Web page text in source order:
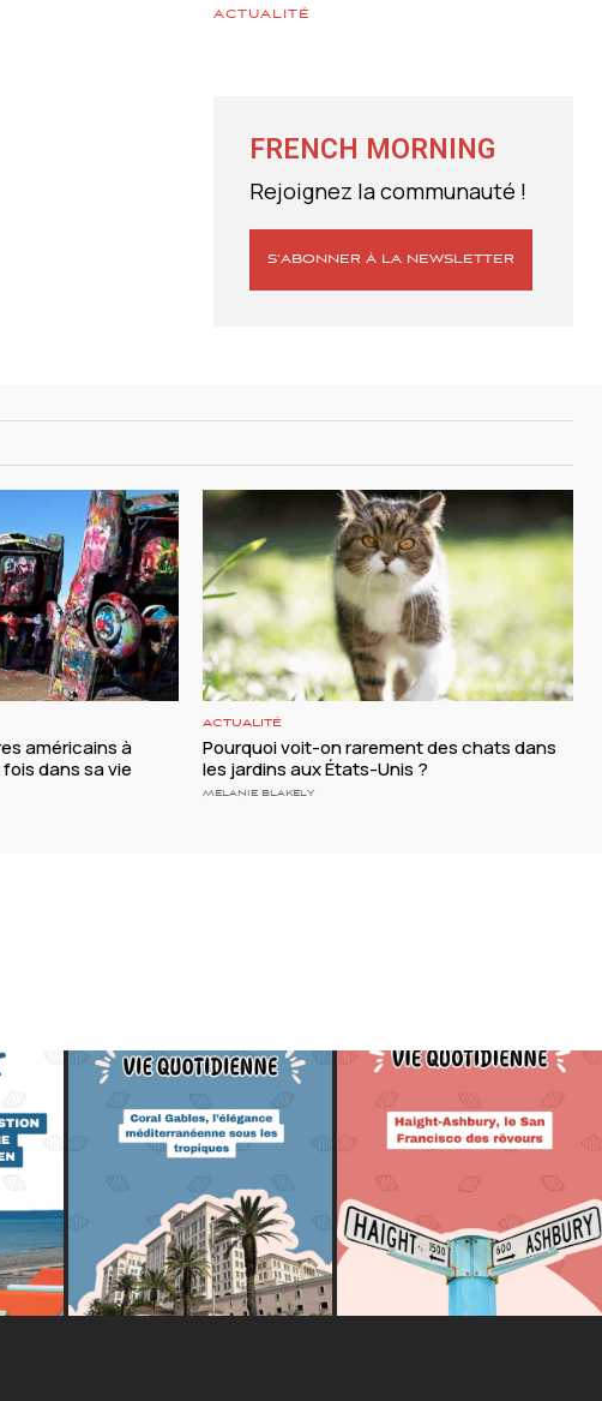
ACTUALITÉ
FRENCH MORNING
Rejoignez la communauté !
S’ABONNER À LA NEWSLETTER
américains à
dans sa vie
ACTUALITÉ
Pourquoi voit-on rarement des chats dans
les jardins aux États-Unis ?
MELANIE BLAKELY